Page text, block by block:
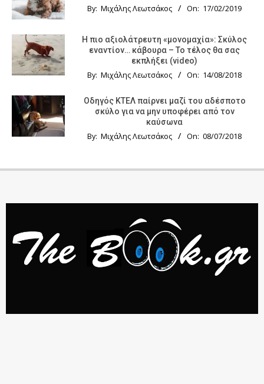
By: Μιχάλης Λεωτσάκος On: 17/02/2019
Η πιο αξιολάτρευτη «μονομαχία»: Σκύλος
εναντίον… κάβουρα – Το τέλος θα σας
εκπλήξει (video)
By: Μιχάλης Λεωτσάκος On: 14/08/2018
Οδηγός KTΕΛ παίρνει μαζί του αδέσποτο
σκύλο για να μην υποφέρει από τον
καύσωνα
By: Μιχάλης Λεωτσάκος On: 08/07/2018